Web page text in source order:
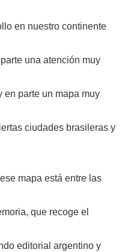
en nuestro continente
una atención muy
en parte un mapa muy
ciudades brasileras y
mapa está entre las
que recoge el
editorial argentino y